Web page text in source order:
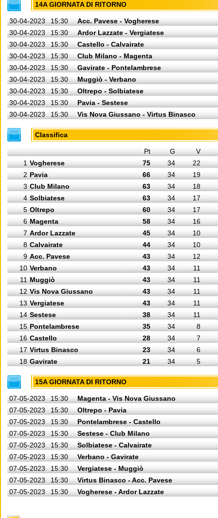
14A GIORNATA DI RITORNO
30-04-2023 15:30
Acc. Pavese - Vogherese
30-04-2023
15:30
Ardor Lazzate - Vergiatese
30-04-2023
15:30
Castello - Calvairate
30-04-2023
15:30
Club Milano - Magenta
30-04-2023
15:30
Gavirate - Pontelambrese
30-04-2023
15:30
Muggiò - Verbano
30-04-2023
15:30
Oltrepo - Solbiatese
30-04-2023
15:30
Pavia - Sestese
30-04-2023
15:30 Vis Nova Giussano - Virtus Binasco
Classifica
Pt G
V
1 Vogherese 75 34
22
2 Pavia 66 34
19
3 Club Milano 63 34
18
4 Solbiatese 63 34
17
5 Oltrepo 60 34
17
6 Magenta 58 34
16
7 Ardor Lazzate 45 34
10
8 Calvairate 44 34
10
9 Acc. Pavese 43 34
12
10 Verbano 43 34
11
11 Muggiò 43 34
11
12 Vis Nova Giussano 43 34
11
13 Vergiatese 43 34
11
14 Sestese 38 34
11
15 Pontelambrese 35 34
8
16 Castello 28 34
7
17 Virtus Binasco 23 34
6
18 Gavirate 21 34 5
15A GIORNATA DI RITORNO
07-05-2023 15:30
Magenta - Vis Nova Giussano
07-05-2023
15:30
Oltrepo - Pavia
07-05-2023
15:30
Pontelambrese - Castello
07-05-2023
15:30
Sestese - Club Milano
07-05-2023
15:30
Solbiatese - Calvairate
07-05-2023
15:30
Verbano - Gavirate
07-05-2023
15:30
Vergiatese - Muggiò
07-05-2023
15:30
Virtus Binasco - Acc. Pavese
07-05-2023
15:30 Vogherese - Ardor Lazzate